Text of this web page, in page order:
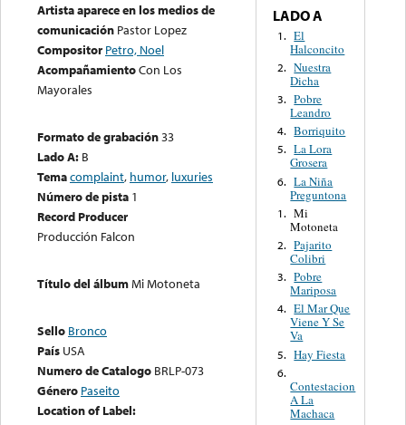
Artista aparece en los medios de
comunicación Pastor Lopez
Compositor Petro, Noel
AcompañamientoCon Los
Mayorales
Formato de grabación33
Lado A: B
Temacomplaint, humor, luxuries
Número de pista 1
Record Producer
Producción Falcon
Título del álbumMi Motoneta
Sello Bronco
País USA
Numero de Catalogo BRLP-073
Género Paseito
Location of Label:
LADO A
1. El
Halconcito
2. Nuestra
Dicha
3. Pobre
Leandro
4. Borriquito
5. La Lora
Grosera
6. La Niña
Preguntona
1. Mi
Motoneta
2. Pajarito
Colibri
3. Pobre
Mariposa
4. El Mar Que
Viene Y Se
Va
5. Hay Fiesta
6.
Contestacion
A La
Machaca